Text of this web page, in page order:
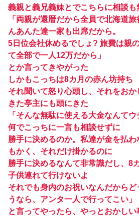
義親と義兄義妹とでこちらに相談も
「両親が還暦だから全員で北海道
んあんた達一家も出席だから。
5日位会社休めるでしょ? 旅費は親
て全部で一人12万だから」
とか言ってきやがった
しかもこっちは8カ月の赤ん坊持ち
それ聞いて怒り心頭し、それをお
きた亭主にも頭にきた
「そんな無駄に使える大金なんて
何でこっちに一言も相談せずに
勝手に決めるのか。私達が金を払
もかく、それだけ掛かるのに
勝手に決めるなんて非常識だし、8
子供連れて行けないよ
それでも身内のお祝いなんだから
うなら、アンタ一人で行ってこい」
と言ってやったら、やっとおかし